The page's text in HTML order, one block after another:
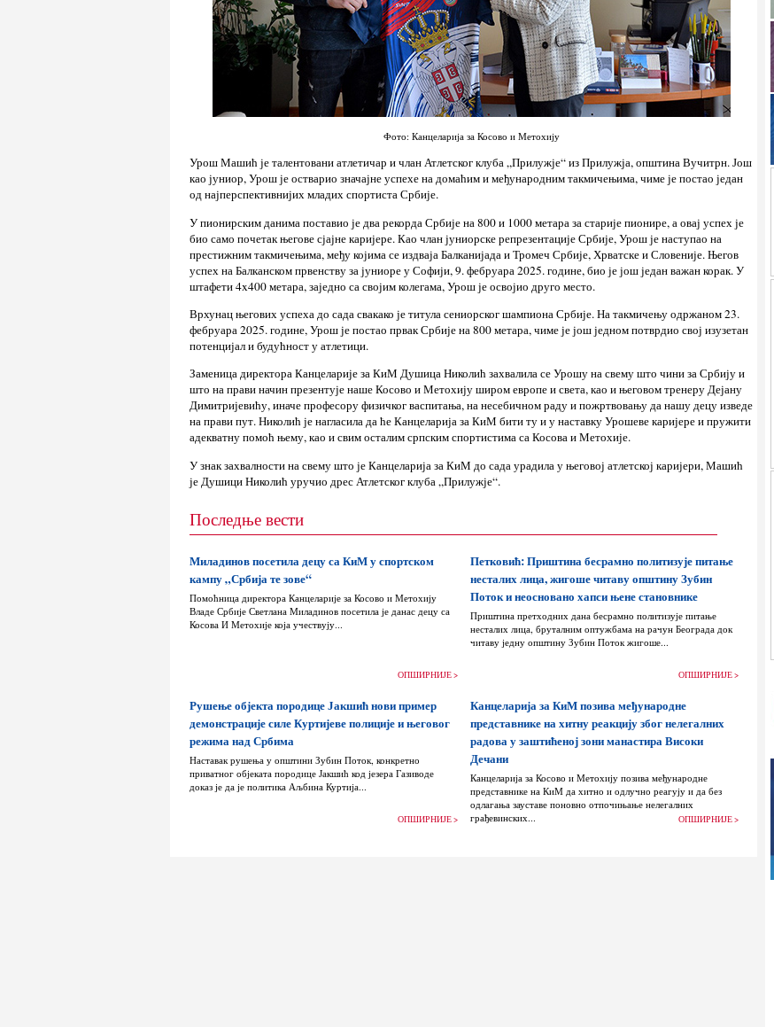
Фото: Канцеларија за Косово и Метохију
Урош Машић је талентовани атлетичар и члан Атлетског клуба „Прилужје“ из Прилужја, општина Вучитрн. Још
као јуниор, Урош је остварио значајне успехе на домаћим и међународним такмичењима, чиме је постао један
од најперспективнијих младих спортиста Србије.
У пионирским данима поставио је два рекорда Србије на 800 и 1000 метара за старије пионире, а овај успех је
био само почетак његове сјајне каријере. Као члан јуниорске репрезентације Србије, Урош је наступао на
престижним такмичењима, међу којима се издваја Балканијада и Тромеч Србије, Хрватске и Словеније. Његов
успех на Балканском првенству за јуниоре у Софији, 9. фебруара 2025. године, био је још један важан корак. У
штафети 4x400 метара, заједно са својим колегама, Урош је освојио друго место.
Врхунац његових успеха до сада свакако је титула сениорског шампиона Србије. На такмичењу одржаном 23.
фебруара 2025. године, Урош је постао првак Србије на 800 метара, чиме је још једном потврдио свој изузетан
потенцијал и будућност у атлетици.
Заменица директора Канцеларије за КиМ Душица Николић захвалила се Урошу на свему што чини за Србију и
што на прави начин презентује наше Косово и Метохију широм европе и света, као и његовом тренеру Дејану
Димитријевићу, иначе професору физичког васпитања, на несебичном раду и пожртвовању да нашу децу изведе
на прави пут. Николић је нагласила да ће Канцеларија за КиМ бити ту и у наставку Урошеве каријере и пружити
адекватну помоћ њему, као и свим осталим српским спортистима са Косова и Метохије.
У знак захвалности на свему што је Канцеларија за КиМ до сада урадила у његовој атлетској каријери, Машић
је Душици Николић уручио дрес Атлетског клуба „Прилужје“.
Последње вести
Миладинов посетила децу са КиМ у спортском
кампу „Србија те зове“
Помоћница директора Канцеларије за Косово и Метохију
Владе Србије Светлана Миладинов посетила је данас децу са
Косова И Метохије која учествују...
ОПШИРНИЈЕ >
Петковић: Приштина бесрамно политизује питање
несталих лица, жигоше читаву општину Зубин
Поток и неосновано хапси њене становнике
Приштина претходних дана бесрамно политизује питање
несталих лица, бруталним оптужбама на рачун Београда док
читаву једну општину Зубин Поток жигоше...
ОПШИРНИЈЕ >
Рушење објекта породице Јакшић нови пример
демонстрације силе Куртијеве полиције и његовог
режима над Србима
Наставак рушења у општини Зубин Поток, конкретно
приватног објеката породице Јакшић код језера Газиводе
доказ је да је политика Аљбина Куртија...
ОПШИРНИЈЕ >
Канцеларија за КиМ позива међународне
представнике на хитну реакцију због нелегалних
радова у заштићеној зони манастира Високи
Дечани
Канцеларија за Косово и Метохију позива међународне
представнике на КиМ да хитно и одлучно реагују и да без
одлагања зауставе поновно отпочињање нелегалних
грађевинских...
ОПШИРНИЈЕ >